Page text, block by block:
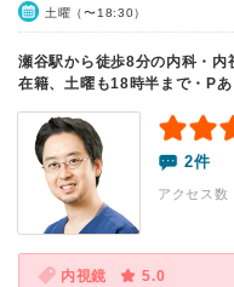
土曜（〜18:30）
瀬谷駅から徒歩8分の内科・
在籍、土曜も18時半まで・Pあ
2件
アクセス
内視鏡
5.0